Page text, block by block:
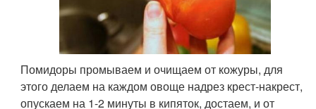
Помидоры промываем и очищаем от кожуры, для
этого делаем на каждом овоще надрез крест-накрест,
опускаем на 1-2 минуты в кипяток, достаем, и от